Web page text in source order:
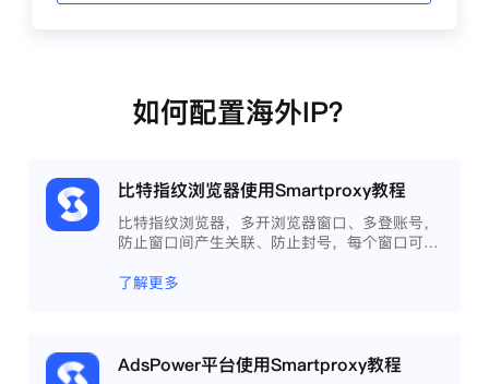
如何配置海外IP？
比特指纹浏览器使用Smartproxy教程
比特指纹浏览器，多开浏览器窗口、多登账号，
防止窗口间产生关联、防止封号，每个窗口可以
相互间完全环境独立、隔离，避免关联封号。
了解更多
AdsPower平台使用Smartproxy教程